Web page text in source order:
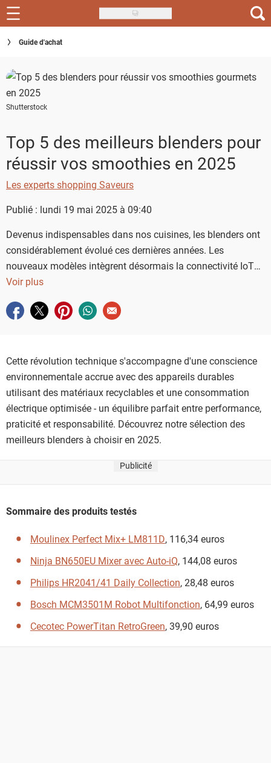
Skip
to
main
Recettes
Inspirations
Conseils
Actus
Guide d'achat
Shutterstock
Top 5 des meilleurs blenders pour
réussir vos smoothies en 2025
Les experts shopping Saveurs
Publié : lundi 19 mai 2025 à 09:40
Devenus indispensables dans nos cuisines, les blenders ont
considérablement évolué ces dernières années. Les
nouveaux modèles intègrent désormais la connectivité IoT
permettant un contrôle via smartphone, des moteurs à haute
artificielle adaptant automatiquement les cycles selon vos
Voir plus
Partager sur facebook
Partager sur twitter
Partager sur pinterest
Partager sur whatsapp
Envoyer à un ami
Cette révolution technique s'accompagne d'une conscience
environnementale accrue avec des appareils durables
utilisant des matériaux recyclables et une consommation
électrique optimisée - un équilibre parfait entre performance,
praticité et responsabilité. Découvrez notre sélection des
meilleurs blenders à choisir en 2025.
Publicité
Sommaire des produits testés
Moulinex Perfect Mix+ LM811D, 116,34 euros
Ninja BN650EU Mixer avec Auto-iQ, 144,08 euros
Philips HR2041/41 Daily Collection, 28,48 euros
Bosch MCM3501M Robot Multifonction, 64,99 euros
Cecotec PowerTitan RetroGreen, 39,90 euros